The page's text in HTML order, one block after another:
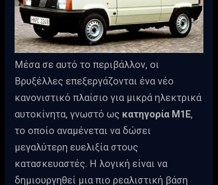
Μέσα σε αυτό το περιβάλλον, οι
Βρυξέλλες επεξεργάζονται ένα νέο
κανονιστικό πλαίσιο για μικρά ηλεκτρικά
αυτοκίνητα, γνωστό ως κατηγορία M1E,
το οποίο αναμένεται να δώσει
μεγαλύτερη ευελιξία στους
κατασκευαστές. Η λογική είναι να
δημιουργηθεί μια πιο ρεαλιστική βάση